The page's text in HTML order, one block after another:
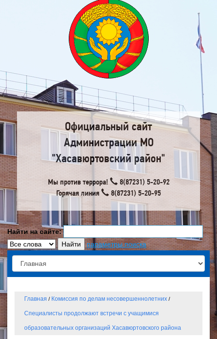
Официальный сайт
Администрации МО
"Хасавюртовский район"
Мы против террора!
8(87231) 5-20-92
Горячая линия
8(87231) 5-20-95
Найти на сайте:
параметры поиска
Главная / Комиссия по делам несовершеннолетних /
Специалисты продолжают встречи с учащимися
образовательных организаций Хасавюртовского района